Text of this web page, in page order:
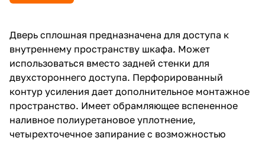
Дверь сплошная предназначена для доступа к
внутреннему пространству шкафа. Может
использоваться вместо задней стенки для
двухстороннего доступа. Перфорированный
контур усиления дает дополнительное монтажное
пространство. Имеет обрамляющее вспененное
наливное полиуретановое уплотнение,
четырехточечное запирание с возможностью